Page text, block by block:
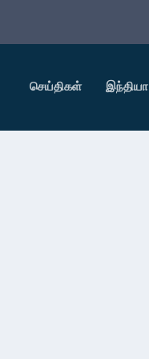
செய்திகள் இந்தியா